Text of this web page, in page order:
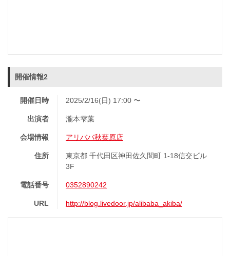
開催情報2
開催日時 2025/2/16(日) 17:00 〜
出演者 瀧本雫葉
会場情報 アリババ秋葉原店
住所
東京都 千代田区神田佐久間町 1-18信交ビル
3F
電話番号 0352890242
URL http://blog.livedoor.jp/alibaba_akiba/